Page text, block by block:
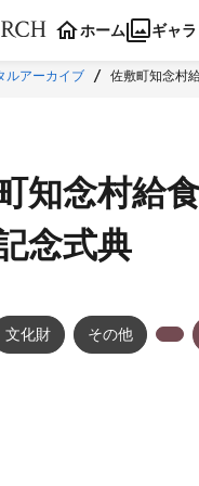
ホーム ギャ
ルアーカイブ 佐敷町知念村
知念村給
念式典
文化財 その他